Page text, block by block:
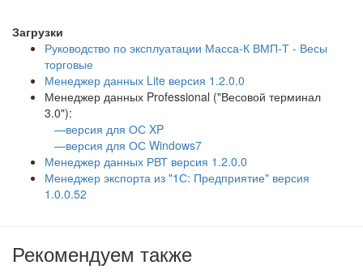
Загрузки
Руководство по эксплуатации Масса-К ВМП-Т - Весы
торговые
Менеджер данных Lite версия 1.2.0.0
Менеджер данных Professional ("Весовой терминал
3.0"):
—версия для ОС XP
—версия для ОС Windows7
Менеджер данных РВТ версия 1.2.0.0
Менеджер экспорта из "1С: Предприятие" версия
1.0.0.52
Рекомендуем также